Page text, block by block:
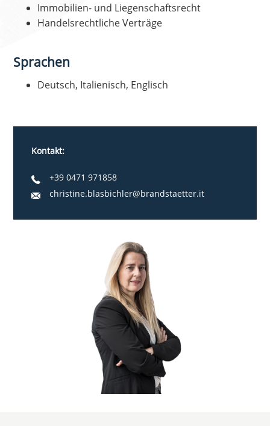
Immobilien- und Liegenschaftsrecht
Handelsrechtliche Verträge
Sprachen
Deutsch, Italienisch, Englisch
Kontakt:
+39 0471 971858
christine.blasbichler@brandstaetter.it